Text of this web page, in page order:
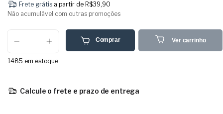
Frete grátis a partir de R$39,90
Não acumulável com outras promoções
1485 em estoque
Comprar Ver carrinho
Calcule o frete e prazo de entrega